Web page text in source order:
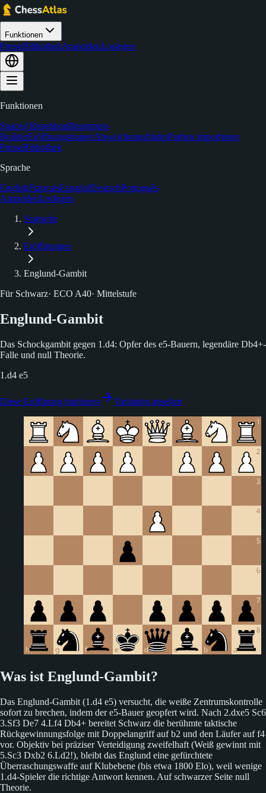
Funktionen
PreiseBibliothekAnmeldenLoslegen
Funktionen
Spaced RepetitionRepertoire-
BuilderEröffnungstrainerAbweichungsfinderPartien importieren
PreiseBibliothek
Sprache
EnglishFrançaisEspañolDeutschPortuguês
AnmeldenLoslegen
Startseite
Eröffnungen
Englund-Gambit
Für Schwarz· ECO A40· Mittelstufe
Englund-Gambit
Das Schockgambit gegen 1.d4: Opfer des e5-Bauern, legendäre Db4+-
Falle und null Theorie.
1.d4 e5
Diese Eröffnung trainieren Varianten ansehen
Was ist Englund-Gambit?
Das Englund-Gambit (1.d4 e5) versucht, die weiße Zentrumskontrolle
sofort zu brechen, indem der e5-Bauer geopfert wird. Nach 2.dxe5 Sc6
3.Sf3 De7 4.Lf4 Db4+ bereitet Schwarz die berühmte taktische
Rückgewinnungsfolge mit Doppelangriff auf b2 und den Läufer auf f4
vor. Objektiv bei präziser Verteidigung zweifelhaft (Weiß gewinnt mit
5.Sc3 Dxb2 6.Ld2!), bleibt das Englund eine gefürchtete
Überraschungswaffe auf Klubebene (bis etwa 1800 Elo), weil wenige
1.d4-Spieler die richtige Antwort kennen. Auf schwarzer Seite null
Theorie.